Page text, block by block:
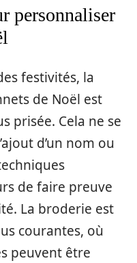
personnaliser
festivités, la
de Noël est
prisée. Cela ne se
d’un nom ou
de faire preuve
La broderie est
courantes, où
peuvent être